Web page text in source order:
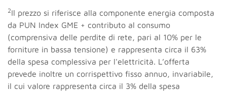
2Il prezzo si riferisce alla componente energia composta
da PUN Index GME + contributo al consumo
(comprensiva delle perdite di rete, pari al 10% per le
forniture in bassa tensione) e rappresenta circa il 63%
della spesa complessiva per l'elettricità. L’offerta
prevede inoltre un corrispettivo fisso annuo, invariabile,
il cui valore rappresenta circa il 3% della spesa